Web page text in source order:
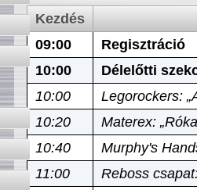
Kezdés
09:00
Regisztráció
10:00
Délelőtti
10:00
Legorockers:
10:20
Materex:
10:40
Murphy's
11:00
Reboss